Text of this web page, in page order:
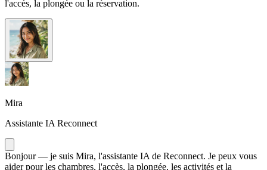
l'accès, la plongée ou la réservation.
Mira
Assistante IA Reconnect
Bonjour — je suis Mira, l'assistante IA de Reconnect. Je peux vous
aider pour les chambres, l'accès, la plongée, les activités et la